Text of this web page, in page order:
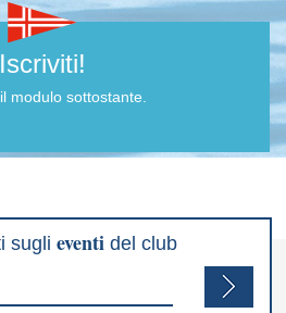
Iscriviti!
modulo sottostante.
sugli eventi del club